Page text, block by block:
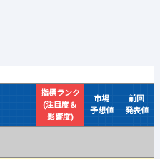
指標ランク
(注目度＆
影響度)
市場
予想値
前回
発表値